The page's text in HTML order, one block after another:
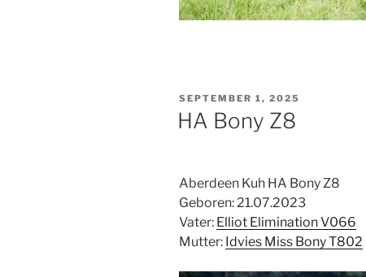
VERÖFFENTLICHT
AM
SEPTEMBER 1, 2025
HA Bony Z8
Aberdeen Kuh HA Bony Z8
Geboren: 21.07.2023
Vater: Elliot Elimination V066
Mutter: Idvies Miss Bony T802